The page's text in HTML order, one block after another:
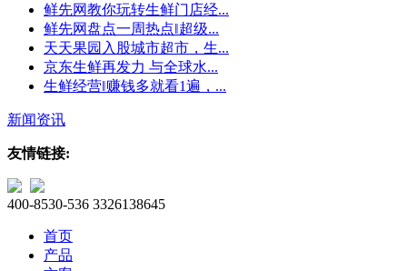
鲜先网教你玩转生鲜门店经...
鲜先网盘点一周热点‖超级...
天天果园入股城市超市，生...
京东生鲜再发力 与全球水...
生鲜经营‖赚钱多就看1遍，...
新闻资讯
友情链接:
400-8530-536 3326138645
首页
产品